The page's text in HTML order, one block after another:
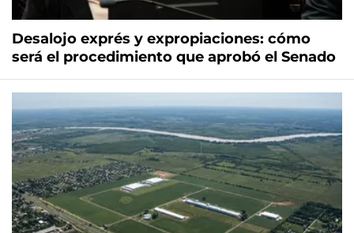
Desalojo exprés y expropiaciones: cómo
será el procedimiento que aprobó el Senado